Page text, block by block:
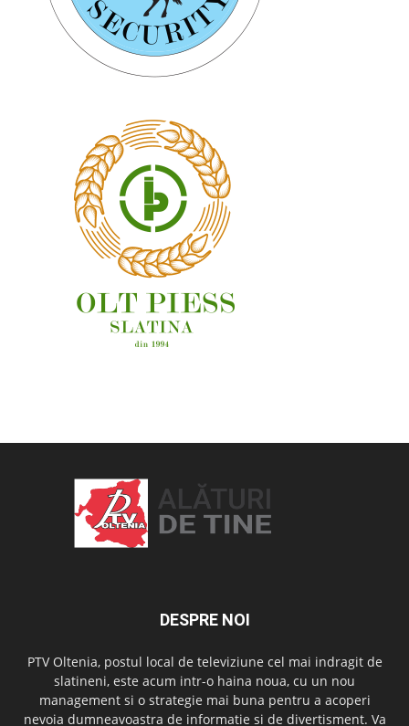
DESPRE NOI
PTV Oltenia, postul local de televiziune cel mai indragit de
slatineni, este acum intr-o haina noua, cu un nou
management si o strategie mai buna pentru a acoperi
nevoia dumneavoastra de informatie si de divertisment. Va